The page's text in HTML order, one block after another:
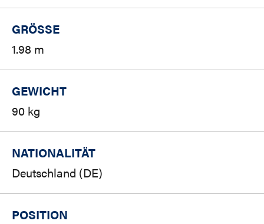
GRÖSSE
1.98 m
GEWICHT
90 kg
NATIONALITÄT
Deutschland (DE)
POSITION